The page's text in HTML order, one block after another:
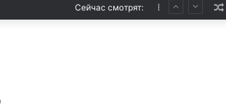
Сейчас смотрят: